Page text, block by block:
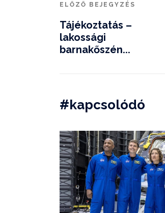
ELŐZŐ BEJEGYZÉS
Tájékoztatás –
lakossági
barnakőszén...
#kapcsolódó